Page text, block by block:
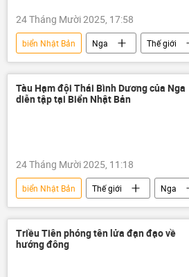
24 Tháng Mười 2025, 17:58
biển Nhật Bản Nga
Thế giới
Quân sự
Bộ Quốc phòng Nga
Tu-95MS
Lực lượng Hàng không-Vũ trụ Nga (VKS)
Tàu Hạm đội Thái Bình Dương của Nga
diễn tập tại Biển Nhật Bản
24 Tháng Mười 2025, 11:18
biển Nhật Bản Thế giới
Nga
Hạm đội Thái Bình Dương
diễn tập
Triều Tiên phóng tên lửa đạn đạo về
hướng đông